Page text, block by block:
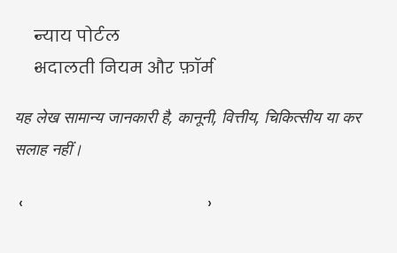
न्याय पोर्टल
अदालती नियम और फ़ॉर्म
यह लेख सामान्य जानकारी है, कानूनी, वित्तीय, चिकित्सीय या कर
सलाह नहीं।
‹ ›